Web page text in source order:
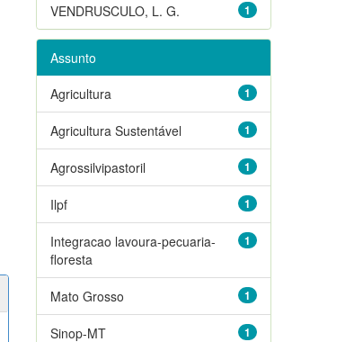
1
VENDRUSCULO, L. G.
Assunto
1
Agricultura
1
Agricultura Sustentável
1
Agrossilvipastoril
1
Ilpf
1
Integracao lavoura-pecuaria-
floresta
1
Mato Grosso
1
Sinop-MT